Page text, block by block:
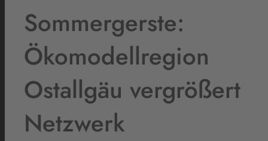
Sommergerste:
Ökomodellregion
Ostallgäu vergrößert
Netzwerk